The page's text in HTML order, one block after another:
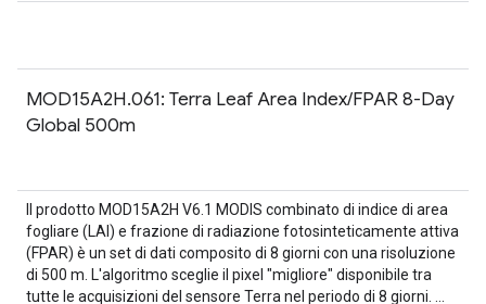
MOD15A2H.061: Terra Leaf Area Index/FPAR 8-Day
Global 500m
Il prodotto MOD15A2H V6.1 MODIS combinato di indice di area
fogliare (LAI) e frazione di radiazione fotosinteticamente attiva
(FPAR) è un set di dati composito di 8 giorni con una risoluzione
di 500 m. L'algoritmo sceglie il pixel "migliore" disponibile tra
tutte le acquisizioni del sensore Terra nel periodo di 8 giorni. …